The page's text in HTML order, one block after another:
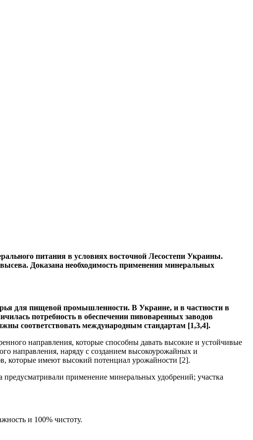
питания в условиях восточной Лесостепи Украины.
Доказана необходимость применения минеральных
для пищевой промышленности. В Украине, и в частности в
потребность в обеспечении пивоваренных заводов
соответствовать международным стандартам [1,3,4].
направления, которые способны давать высокие и устойчивые
направления, наряду с созданием высокоурожайных и
которые имеют высокий потенциал урожайности [2].
применение минеральных удобрений; участка
и 100% чистоту.